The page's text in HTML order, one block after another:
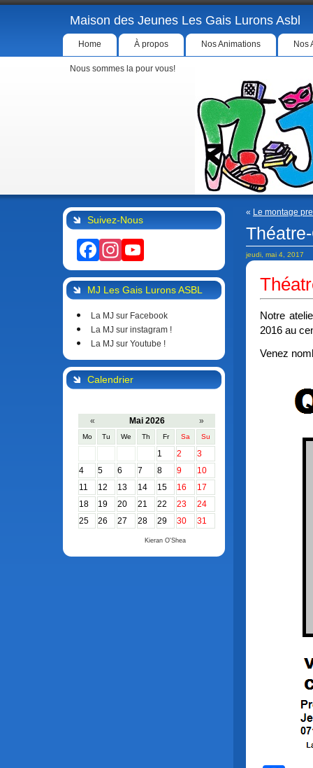
Maison des Jeunes Les Gais Lurons Asbl
Home À propos Nos Animations Nos
Nous sommes la pour vous!
Suivez-Nous
Facebook
Instagram
MJ Les Gais Lurons ASBL
La MJ sur Facebook
La MJ sur instagram !
La MJ sur Youtube !
Calendrier
« Mai 2026 »
Mo Tu We Th Fr Sa Su
1 2
3
4
5 6 7 8 9
10
11
12 13 14 15 16
17
18
19 20 21 22 23
24
25
26 27 28 29 30 31
Kieran O'Shea
« Le montage
jeudi, mai 4, 2017
Notre
2016 au
Venez